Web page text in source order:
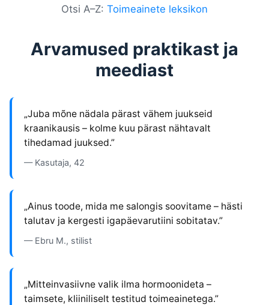
Otsi A–Z: Toimeainete leksikon
Arvamused praktikast ja
meediast
„Juba mõne nädala pärast vähem juukseid
kraanikausis – kolme kuu pärast nähtavalt
tihedamad juuksed.”
— Kasutaja, 42
„Ainus toode, mida me salongis soovitame – hästi
talutav ja kergesti igapäevarutiini sobitatav.”
— Ebru M., stilist
„Mitteinvasiivne valik ilma hormoonideta –
taimsete, kliiniliselt testitud toimeainetega.”